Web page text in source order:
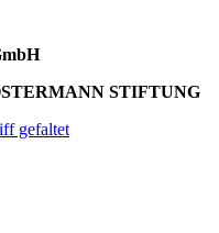
STIFTUNG